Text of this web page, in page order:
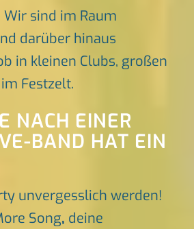
Wir sind im Raum
darüber hinaus
in kleinen Clubs, großen
Festzelt.
NACH EINER
BAND HAT EIN
unvergesslich werden!
Song, deine